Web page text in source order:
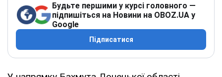
Будьте першими у курсі головного —
підпишіться на Новини на OBOZ.UA у
Google
Підписатися